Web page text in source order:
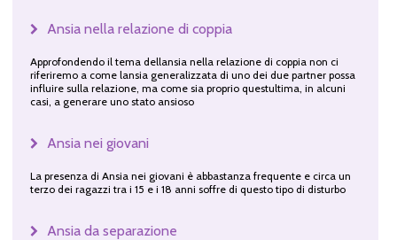
Ansia nella relazione di coppia
Approfondendo il tema dellansia nella relazione di coppia non ci
riferiremo a come lansia generalizzata di uno dei due partner possa
influire sulla relazione, ma come sia proprio questultima, in alcuni
casi, a generare uno stato ansioso
Ansia nei giovani
La presenza di Ansia nei giovani è abbastanza frequente e circa un
terzo dei ragazzi tra i 15 e i 18 anni soffre di questo tipo di disturbo
Ansia da separazione